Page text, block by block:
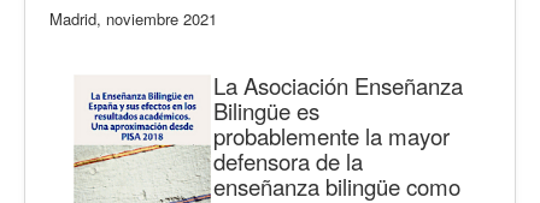
Madrid, noviembre 2021
La Asociación Enseñanza
Bilingüe es
probablemente la mayor
defensora de la
enseñanza bilingüe como